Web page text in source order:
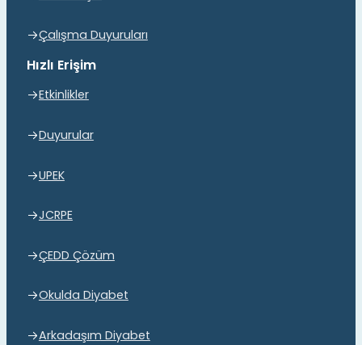
Çalışma Duyuruları
Hızlı Erişim
Etkinlikler
Duyurular
UPEK
JCRPE
ÇEDD Çözüm
Okulda Diyabet
Arkadaşım Diyabet